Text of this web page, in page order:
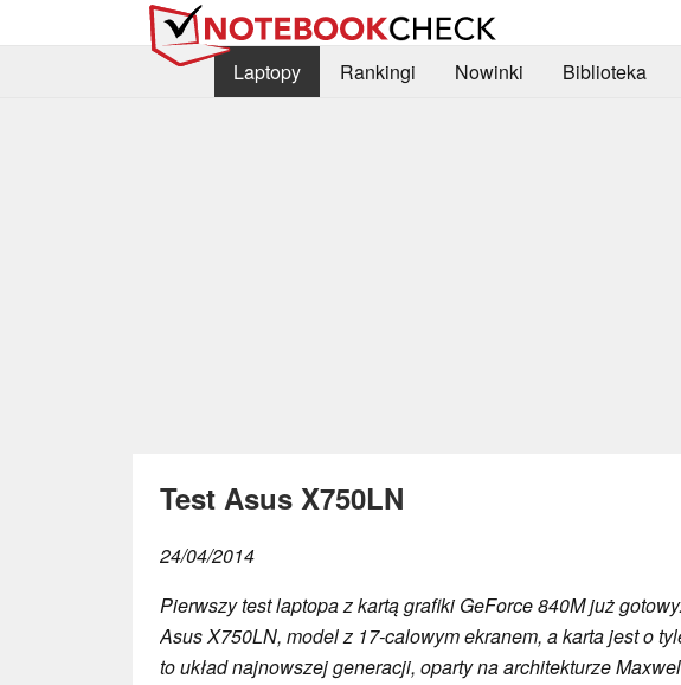
Laptopy
Rankingi Nowinki Biblioteka
Test Asus X750LN
24/04/2014
Pierwszy test laptopa z kartą grafiki GeForce 840M już
Asus X750LN, model z 17-calowym ekranem, a karta jest o
to układ najnowszej generacji, oparty na architekturze